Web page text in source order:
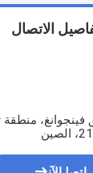
الاتصال
5، رقم 19 طريق فينجوانغ،